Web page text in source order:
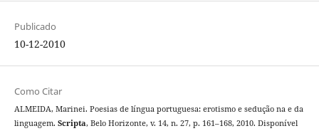
Publicado
10-12-2010
Como Citar
ALMEIDA, Marinei. Poesias de língua portuguesa: erotismo e sedução na e da
linguagem. Scripta, Belo Horizonte, v. 14, n. 27, p. 161–168, 2010. Disponível